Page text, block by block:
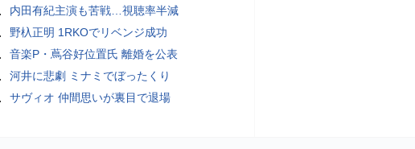
内田有紀主演も苦戦…視聴率半減
野杁正明 1RKOでリベンジ成功
音楽P・蔦谷好位置氏 離婚を公表
河井に悲劇 ミナミでぼったくり
サヴィオ 仲間思いが裏目で退場